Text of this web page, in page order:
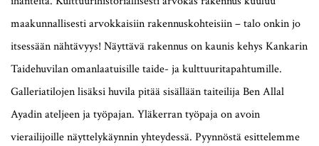
maakunnallisesti arvokkaisiin rakennuskohteisiin – talo onkin jo
itsessään nähtävyys! Näyttävä rakennus on kaunis kehys Kankarin
Taidehuvilan omanlaatuisille taide- ja kulttuuritapahtumille.
Galleriatilojen lisäksi huvila pitää sisällään taiteilija Ben Allal
Ayadin ateljeen ja työpajan. Yläkerran työpaja on avoin
vierailijoille näyttelykäynnin yhteydessä. Pyynnöstä esittelemme